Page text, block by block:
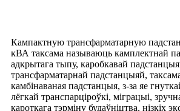
Кампактную трансфарматарную
кВА таксама называюць камплектнай
адкрытага тыпу, каробкавай
трансфарматарнай падстанцыяй,
камбінаваная падстанцыя, з-за яе
лёгкай транспарціроўкі, міграцыі,
кароткага тэрміну будаўніцтва, нізкіх